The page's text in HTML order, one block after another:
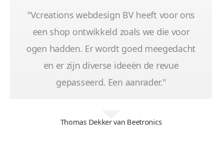
"Vcreations webdesign BV heeft voor ons
een shop ontwikkeld zoals we die voor
ogen hadden. Er wordt goed meegedacht
en er zijn diverse ideeën de revue
gepasseerd. Een aanrader."
Thomas Dekker van Beetronics